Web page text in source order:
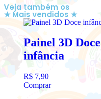
Veja também os
★ Mais vendidos ★
Painel 3D Doce
infância
R$ 7,90
Comprar